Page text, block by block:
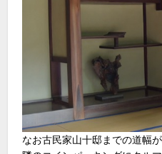
なお古民家山十邸までの道幅